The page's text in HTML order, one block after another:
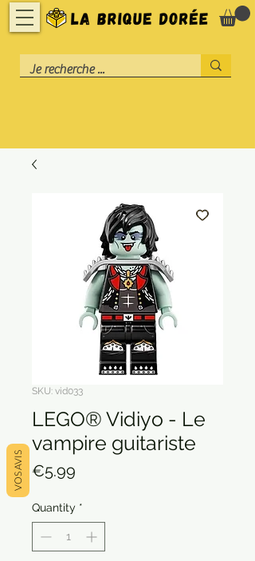
SKU: vid033
LEGO® Vidiyo - Le
vampire guitariste
€5.99
Quantity *
VOS AVIS